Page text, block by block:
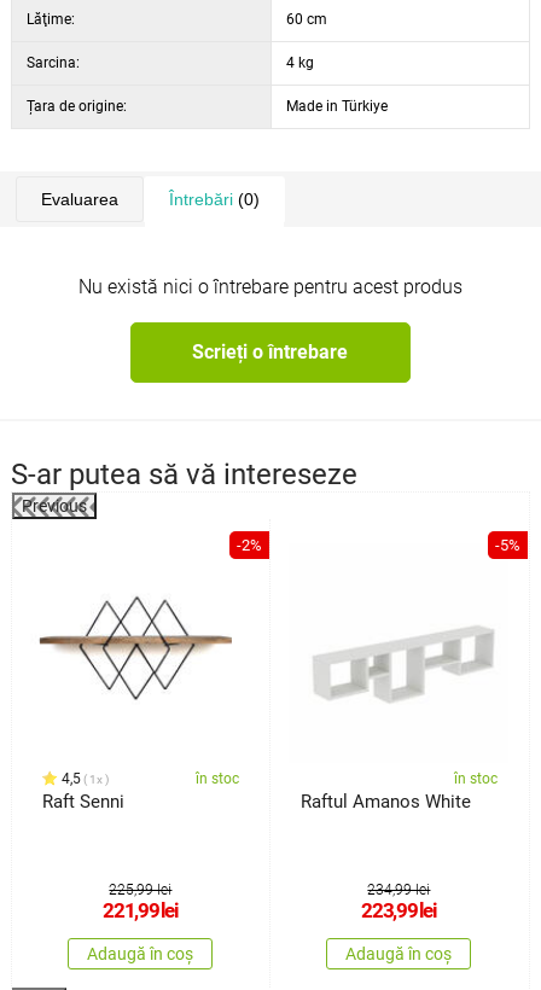
Lăţime: 60 cm
Sarcina: 4 kg
Țara de origine: Made in Türkiye
Evaluarea Întrebări(0)
Nu există nici o întrebare pentru acest produs
Scrieți o întrebare
S-ar putea să vă intereseze
Previous
-2%
4,5 1x în stoc
Raft Senni
225,99 lei
221,99lei
Adaugă în coș
-5%
în stoc
Raftul Amanos White
234,99 lei
223,99lei
Adaugă în coș